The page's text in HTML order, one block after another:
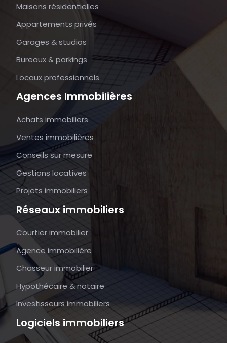
Maisons résidentielles
Appartements privés
Garages & studios
Bureaux & parkings
Locaux professionnels
Agences Immobilières
Achats immobiliers
Ventes immobilières
Conseils sur mesure
Gestions locatives
Projets immobiliers
Réseaux immobiliers
Courtier immobilier
Agence immobilière
Chasseur immobilier
Hypothécaire & notaire
Investisseurs immobiliers
Logiciels immobiliers